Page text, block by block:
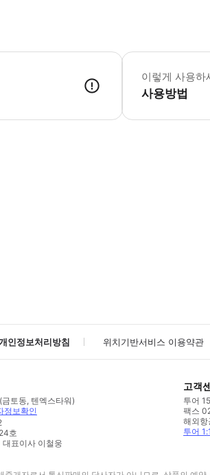
갤러리는 6월 14일,
이렇게 사용하
사용방법
인정보처리방침 위치기반서비스 이용약관
토동, 텐엑스타워)
정보확인
호
표이사 이철웅
고객
투어
팩스
해외
투어